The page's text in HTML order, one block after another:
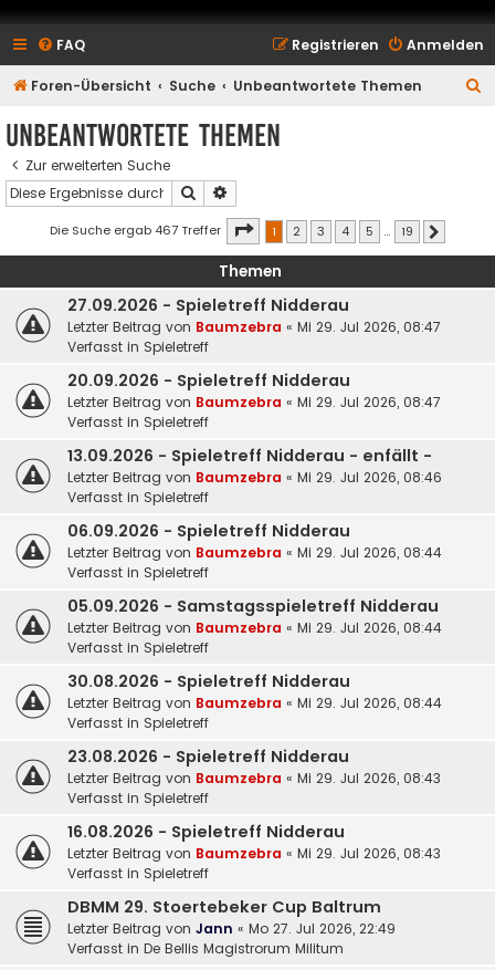
FAQ Anmelden
Registrieren
Foren-Übersicht Suche Unbeantwortete Themen
Unbeantwortete Themen
Zur erweiterten Suche
Suche
Die Suche ergab 467 Treffer Seite von19
1 2 3 4 5 … 19
Themen
27.09.2026 - Spieletreff Nidderau
Letzter Beitrag von Baumzebra « Mi 29. Jul 2026, 08:47
Verfasst in Spieletreff
20.09.2026 - Spieletreff Nidderau
Letzter Beitrag von Baumzebra « Mi 29. Jul 2026, 08:47
Verfasst in Spieletreff
13.09.2026 - Spieletreff Nidderau - enfällt -
Letzter Beitrag von Baumzebra « Mi 29. Jul 2026, 08:46
Verfasst in Spieletreff
06.09.2026 - Spieletreff Nidderau
Letzter Beitrag von Baumzebra « Mi 29. Jul 2026, 08:44
Verfasst in Spieletreff
05.09.2026 - Samstagsspieletreff Nidderau
Letzter Beitrag von Baumzebra « Mi 29. Jul 2026, 08:44
Verfasst in Spieletreff
30.08.2026 - Spieletreff Nidderau
Letzter Beitrag von Baumzebra « Mi 29. Jul 2026, 08:44
Verfasst in Spieletreff
23.08.2026 - Spieletreff Nidderau
Letzter Beitrag von Baumzebra « Mi 29. Jul 2026, 08:43
Verfasst in Spieletreff
16.08.2026 - Spieletreff Nidderau
Letzter Beitrag von Baumzebra « Mi 29. Jul 2026, 08:43
Verfasst in Spieletreff
DBMM 29. Stoertebeker Cup Baltrum
Letzter Beitrag von Jann « Mo 27. Jul 2026, 22:49
Verfasst in De Bellis Magistrorum Militum